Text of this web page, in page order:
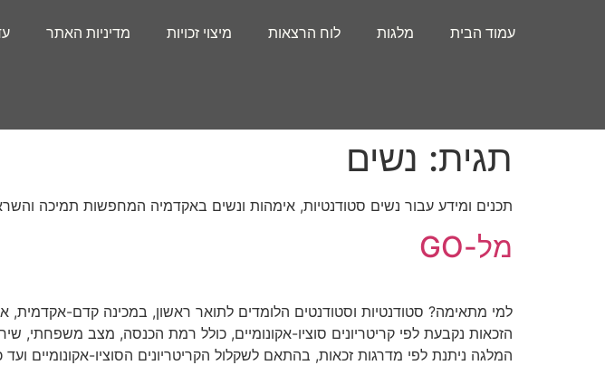
עמוד הבית מלגות לוח הרצאות מיצוי זכויות מדיניות האתר
תגית: נשים
תכנים ומידע עבור נשים סטודנטיות, אימהות ונשים באקדמיה המחפשות תמיכה
מל-GO
למי מתאימה? סטודנטיות וסטודנטים הלומדים לתואר ראשון, במכינה קדם-אקדמית,
הזכאות נקבעת לפי קריטריונים סוציו-אקונומיים, כולל רמת הכנסה, מצב משפחתי,
המלגה ניתנת לפי מדרגות זכאות, בהתאם לשקלול הקריטריונים הסוציו-אקונומיים ועד כ12500